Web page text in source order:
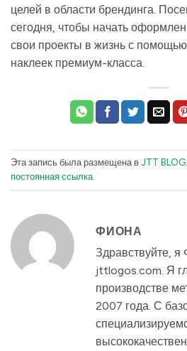
целей в области брендинга.
сегодня, чтобы начать
свои проекты в жизнь с
наклеек премиум-класса.
Эта запись была размещена в JTT BLOG
постоянная ссылка
ФИОНА
Здравствуйте, я
jttlogos.com. Я
производстве
2007 года. С